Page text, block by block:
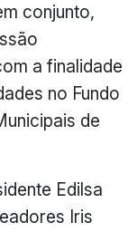
conjunto,
a finalidade
no Fundo
de
Edilsa
Iris